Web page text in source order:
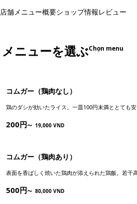
店舗メニュー概要ショップ情報レビュー
メニューを選ぶChọn menu
コムガー（鶏肉なし）
鶏のダシが効いたライス。一皿100円未満ととても
200円〜 19,000 VND
コムガー（鶏肉あり）
表面を香ばしく焼いた鶏肉が添えられた鶏飯。若干
500円〜 80,000 VND